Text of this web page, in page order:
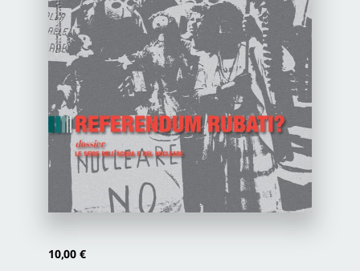
Autori
Proposte di pubblicazione
Gangemi Editore
Newsletter
10,00 €